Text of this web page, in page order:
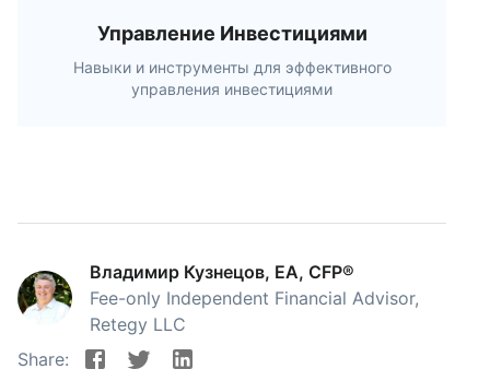
Управление Инвестициями
Навыки и инструменты для эффективного
управления инвестициями
Владимир Кузнецов, EA, CFP®
Fee-only Independent Financial Advisor,
Retegy LLC
Share: